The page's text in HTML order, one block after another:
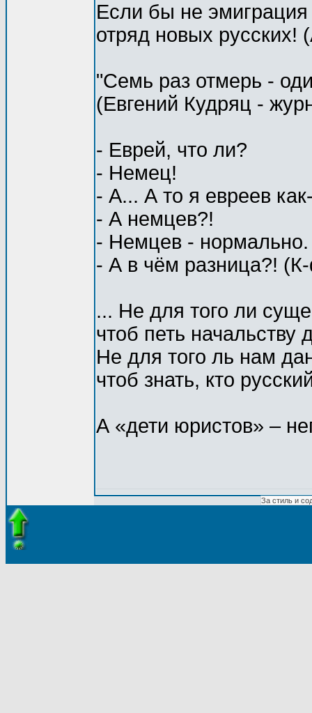
Если бы не
отряд новых русских!
"Семь раз отмерь -
(Евгений Кудряц -
- Еврей, что ли?
- Немец!
- А... А то я евреев
- А немцев?!
- Немцев - нормально.
- А в чём разница?!
... Не для того ли
чтоб петь
Не для того ль нам
чтоб знать, кто
А «дети юристов» –
За стиль и